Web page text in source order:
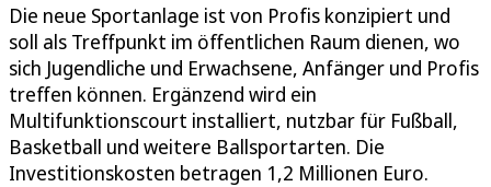
Die neue Sportanlage ist von Profis konzipiert und
soll als Treffpunkt im öffentlichen Raum dienen, wo
sich Jugendliche und Erwachsene, Anfänger und Profis
treffen können. Ergänzend wird ein
Multifunktionscourt installiert, nutzbar für Fußball,
Basketball und weitere Ballsportarten. Die
Investitionskosten betragen 1,2 Millionen Euro.